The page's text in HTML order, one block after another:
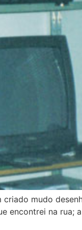
criado mudo
encontrei na rua;